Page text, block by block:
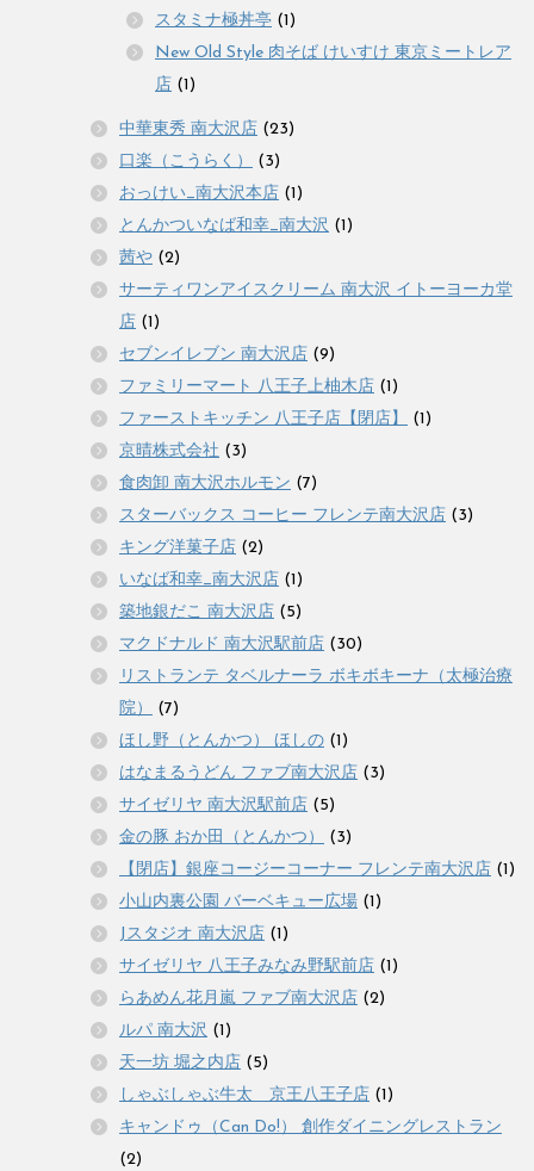
スタミナ極丼亭 (1)
New Old Style 肉そば けいすけ 東京ミートレア
店 (1)
中華東秀 南大沢店 (23)
口楽（こうらく）
(3)
おっけい_南大沢本店 (1)
とんかついなば和幸_南大沢 (1)
茜や (2)
サーティワンアイスクリーム 南大沢 イトーヨーカ堂
店 (1)
セブンイレブン 南大沢店 (9)
ファミリーマート 八王子上柚木店 (1)
ファーストキッチン 八王子店【閉店】
(1)
京晴株式会社 (3)
食肉卸 南大沢ホルモン (7)
スターバックス コーヒー フレンテ南大沢店 (3)
キング洋菓子店 (2)
いなば和幸_南大沢店 (1)
築地銀だこ 南大沢店 (5)
マクドナルド 南大沢駅前店 (30)
リストランテ タベルナーラ ボキボキーナ（太極治療
院）
(7)
ほし野（とんかつ） ほしの (1)
はなまるうどん ファブ南大沢店 (3)
サイゼリヤ 南大沢駅前店 (5)
金の豚 おか田（とんかつ）
(3)
【閉店】銀座コージーコーナー フレンテ南大沢店 (1)
小山内裏公園 バーベキュー広場 (1)
Jスタジオ 南大沢店 (1)
サイゼリヤ 八王子みなみ野駅前店 (1)
らあめん花月嵐 ファブ南大沢店 (2)
ルパ 南大沢 (1)
天一坊 堀之内店 (5)
しゃぶしゃぶ牛太 京王八王子店 (1)
キャンドゥ（Can Do!） 創作ダイニングレストラン
(2)